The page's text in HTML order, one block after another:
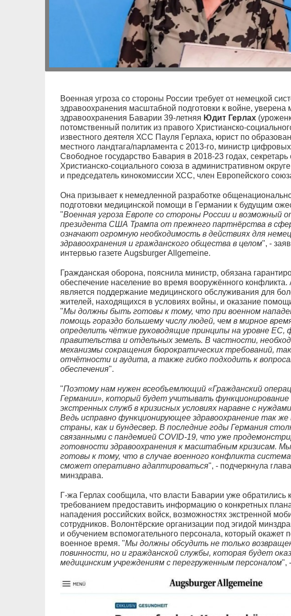
Военная угроза со стороны России требует от немецкой
здравоохранения масштабной подготовки к войне, уверена
здравоохранения Баварии 39-летняя Юдит Герлах
потомственный политик из правого Христианско-
известного деятеля ХСС Пауля Герлаха, юрист по
местного ландтага/парламента с 2013-го, министр
Свободное государство Бавария в 2018-23 годах, секретарь
Христианско-социального союза в административном
и председатель кинокомиссии ХСС, член Европейского
Она призывает к немедленной разработке
подготовки медицинской помощи в Германии к будущим
"Военная угроза Европе со стороны России и возможный
президента США Трампа от прежнего партнёрства в
означают огромную необходимость в действиях для
здравоохранения и гражданского общества в целом", -
интервью газете Augsburger Allgemeine.
Гражданская оборона, пояснила министр, обязана
обеспечение население во время вооружённого конфликта.
является поддержание медицинского обслуживания для
жителей, находящихся в условиях войны, и оказание
"Мы должны быть готовы к тому, что при военном
помощь гораздо большему числу людей, чем в мирное
определить чёткие руководящие принципы на уровне ЕС,
правительства и отдельных земель. В частности,
механизмы сокращения бюрократических требований,
отчётности и аудита, а также гибко подходить к
обеспечения".
"Поэтому нам нужен всеобъемлющий «Гражданский
Германии», который будет учитывать функционирование
экстренных служб в кризисных условиях наравне с
Ведь исправно функционирующее здравоохранение так
страны, как и бундесвер. В последние годы Германия
связанными с пандемией COVID-19, что уже
готовности здравоохранения к масштабным кризисам.
готовы к тому, что в случае военного конфликта система
сможет оперативно адаптироваться", - подчеркнула
минздрава.
Г-жа Герлах сообщила, что власти Баварии уже обратились
требованием предоставить информацию о конкретных
нападения российских войск, возможностях экстренной
сотрудников. Волонтёрские организации под эгидой
и обучением вспомогательного персонала, который окажет
военное время. "Мы должны обсудить не только
повинности, но и гражданской службы, которая будет
медицинским учреждениям с перегруженным персоналом",